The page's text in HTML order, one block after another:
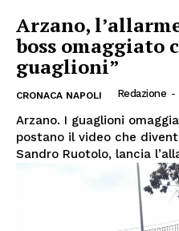
Arzano,
boss omaggiato
guaglioni”
CRONACA NAPOLI Redazione -
Arzano. I guaglioni
postano il video che
Sandro Ruotolo, lancia